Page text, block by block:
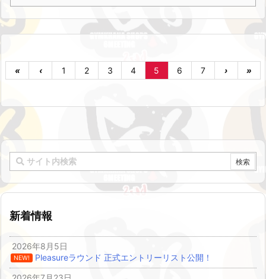
« ‹ 1 2 3 4 5 6 7 › »
新着情報
2026年8月5日
NEW!
Pleasureラウンド 正式エントリーリスト公開！